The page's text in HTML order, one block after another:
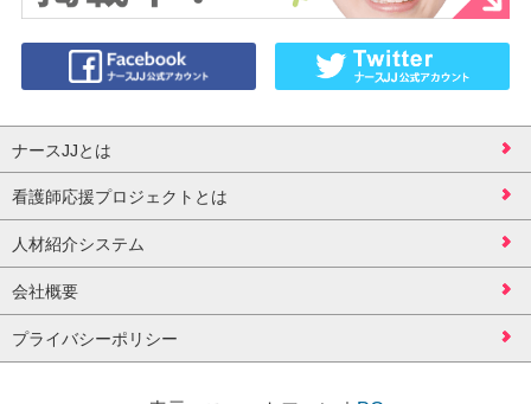
ナースJJとは
看護師応援プロジェクトとは
人材紹介システム
会社概要
プライバシーポリシー